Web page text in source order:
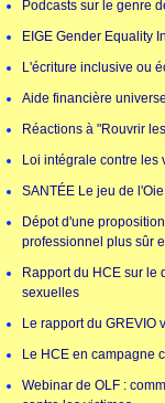
Podcasts sur le genre
EIGE Gender Equality
L'écriture inclusive ou
Aide financière
Réactions à "Rouvrir
Loi intégrale contre les
SANTÉE Le jeu de
Dépot d'une
professionnel plus sûr
Rapport du HCE sur le
sexuelles
Le rapport du GREVIO
Le HCE en campagne
Webinar de OLF :